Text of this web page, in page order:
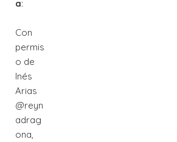
a:
Con
permis
o de
Inés
Arias
@reyn
adrag
ona,